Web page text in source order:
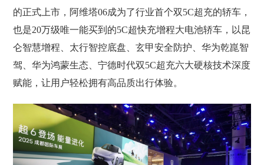
的正式上市，阿维塔06成为了行业首个双5C超充的轿车，
也是20万级唯一能买到的5C超快充增程大电池轿车，以昆
仑智慧增程、太行智控底盘、玄甲安全防护、华为乾崑智
驾、华为鸿蒙生态、宁德时代双5C超充六大硬核技术深度
赋能，让用户轻松拥有高品质出行体验。